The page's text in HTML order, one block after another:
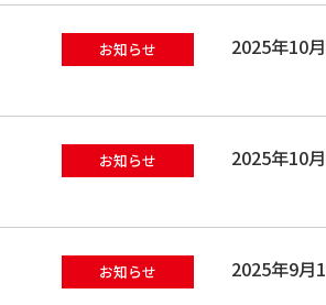
お知らせ 2025年10
お知らせ 2025年10
お知らせ 2025年9月